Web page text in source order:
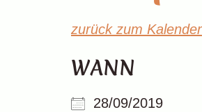
zurück zum Kalender
WANN
28/09/2019